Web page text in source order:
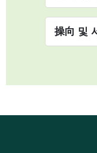
操向 및